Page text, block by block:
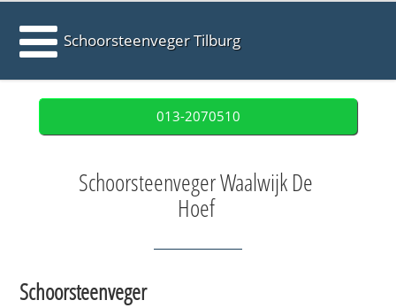
Schoorsteenveger Tilburg
013-2070510
Schoorsteenveger Waalwijk De
Hoef
Schoorsteenveger